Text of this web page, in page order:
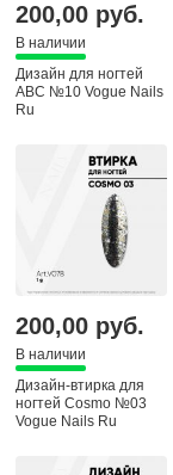
200,00 руб.
В наличии
Дизайн для ногтей
ABC №10 Vogue Nails
Ru
200,00 руб.
В наличии
Дизайн-втирка для
ногтей Cosmo №03
Vogue Nails Ru